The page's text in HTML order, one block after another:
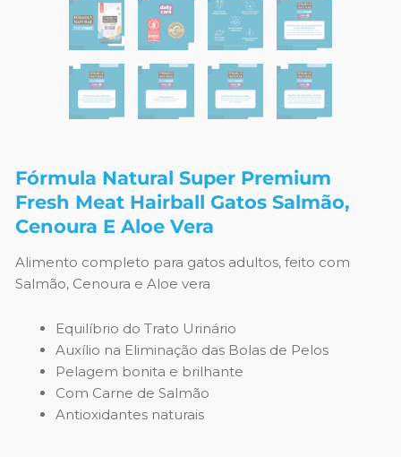
Fórmula Natural Super Premium
Fresh Meat Hairball Gatos Salmão,
Cenoura E Aloe Vera
Alimento completo para gatos adultos, feito com
Salmão, Cenoura e Aloe vera
Equilíbrio do Trato Urinário
Auxílio na Eliminação das Bolas de Pelos
Pelagem bonita e brilhante
Com Carne de Salmão
Antioxidantes naturais